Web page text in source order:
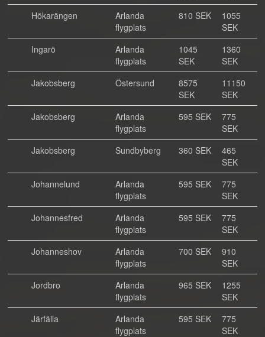
Hökarängen
Arlanda
flygplats
810 SEK
1055
SEK
Ingarö
Arlanda
flygplats
1045
SEK
1360
SEK
Jakobsberg
Östersund
8575
SEK
11150
SEK
Jakobsberg
Arlanda
flygplats
595 SEK
775
SEK
Jakobsberg
Sundbyberg 360 SEK
465
SEK
Johannelund
Arlanda
flygplats
595 SEK
775
SEK
Johannesfred
Arlanda
flygplats
595 SEK
775
SEK
Johanneshov
Arlanda
flygplats
700 SEK
910
SEK
Jordbro
Arlanda
flygplats
965 SEK
1255
SEK
Järfälla
Arlanda
flygplats
595 SEK
775
SEK